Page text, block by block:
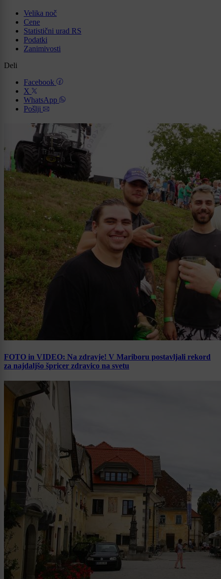
Velika noč
Cene
Statistični urad RS
Podatki
Zanimivosti
Deli
Facebook
X
WhatsApp
Pošlji
FOTO in VIDEO: Na zdravje! V Mariboru postavljali rekord
za najdaljšo špricer zdravico na svetu